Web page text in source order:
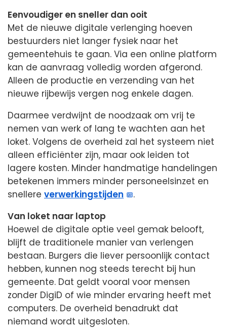
Eenvoudiger en sneller dan ooit
Met de nieuwe digitale verlenging hoeven
bestuurders niet langer fysiek naar het
gemeentehuis te gaan. Via een online platform
kan de aanvraag volledig worden afgerond.
Alleen de productie en verzending van het
nieuwe rijbewijs vergen nog enkele dagen.
Daarmee verdwijnt de noodzaak om vrij te
nemen van werk of lang te wachten aan het
loket. Volgens de overheid zal het systeem niet
alleen efficiënter zijn, maar ook leiden tot
lagere kosten. Minder handmatige handelingen
betekenen immers minder personeelsinzet en
snellere verwerkingstijden
.
Van loket naar laptop
Hoewel de digitale optie veel gemak belooft,
blijft de traditionele manier van verlengen
bestaan. Burgers die liever persoonlijk contact
hebben, kunnen nog steeds terecht bij hun
gemeente. Dat geldt vooral voor mensen
zonder DigiD of wie minder ervaring heeft met
computers. De overheid benadrukt dat
niemand wordt uitgesloten.